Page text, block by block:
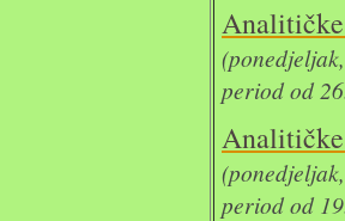
period od
period od